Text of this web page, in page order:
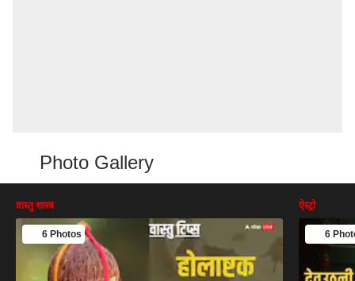
Photo Gallery
वास्तु शास्त्र
6 Photos
ऐस्ट्रो
6